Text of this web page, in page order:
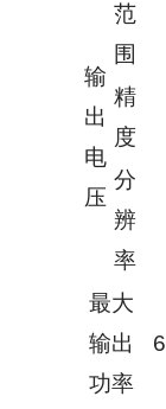
输
出
电
压
范
围
精
度
分
辨
率
最大
输出
功率